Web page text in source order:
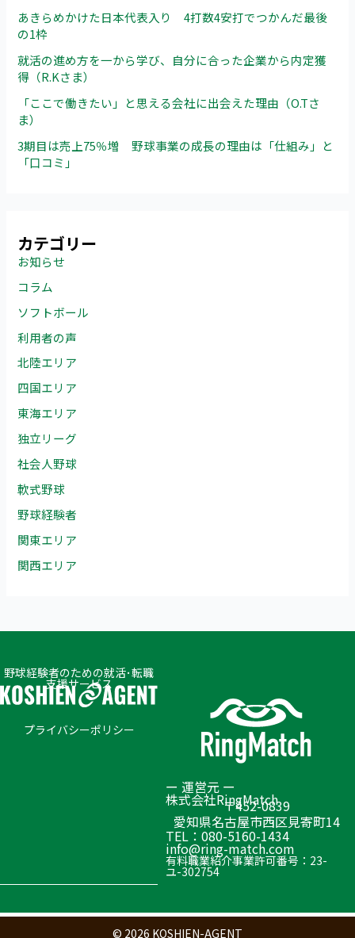
あきらめかけた日本代表入り 4打数4安打でつかんだ最後
の1枠
就活の進め方を一から学び、自分に合った企業から内定獲
得（R.Kさま）
「ここで働きたい」と思える会社に出会えた理由（O.Tさ
ま）
3期目は売上75％増 野球事業の成長の理由は「仕組み」と
「口コミ」
カテゴリー
お知らせ
コラム
ソフトボール
利用者の声
北陸エリア
四国エリア
東海エリア
独立リーグ
社会人野球
軟式野球
野球経験者
関東エリア
関西エリア
野球経験者のための就活･転職
支援サービス
プライバシーポリシー
ー 運営元 ー
株式会社RingMatch
〒452-0839
愛知県名古屋市西区見寄町14
TEL：080-5160-1434
info@ring-match.com
有料職業紹介事業許可番号：23-
ユ-302754
© 2026 KOSHIEN-AGENT